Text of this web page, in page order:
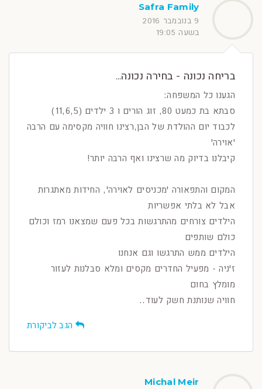
Safra Family
9 בנובמבר 2016
בשעה 19:05
בריחה נכונה - בחירה נכונה...
הגענו כל המשפחה:
סבתא בת כמעט 80, זוג הורים ו 3 ילדים (11,6,5)
לכבוד יום ההולדת של הבן,רצינו חוויה מקסימה עם הרבה
'אוירה'
קיבלנו בדיוק מה שרצינו ואף הרבה יותר!
המקום והתפאורה 'מכניסים לאוירה', החידות מאתגרות
אבל לא בלתי אפשריות
הילדים צורחים מהתרגשות בכל פעם שמצאנו רמז וכולם
כולם שותפים
הילדים ממש התרגשו וגם אנחנו
ז'ניה - מפעיל החדרים מקסים ומלא סבלנות לעזור
מומלץ בחום
חוויה שנותנת חשק לעוד..
הגב לביקורת
Michal Meir